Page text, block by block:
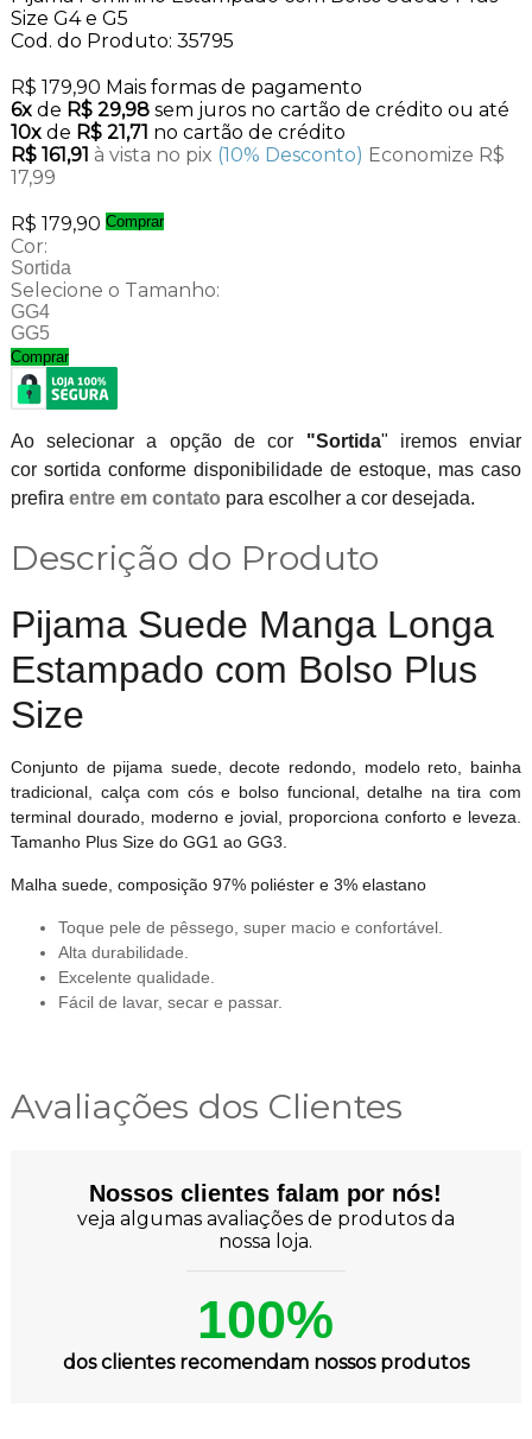
Size G4 e G5
Cod. do Produto: 35795
R$ 179,90 Mais formas de pagamento
6xde R$ 29,98 sem juros no cartão de crédito ou até
10xde R$ 21,71 no cartão de crédito
R$ 161,91 à vista no pix (10% Desconto) Economize R$
17,99
R$ 179,90 Comprar
Cor:
Sortida
Selecione o Tamanho:
GG4
GG5
Comprar
Ao selecionar a opção de cor "Sortida" iremos enviar
cor sortida conforme disponibilidade de estoque, mas caso
prefira entre em contato para escolher a cor desejada.
Descrição do Produto
Pijama Suede Manga Longa
Estampado com Bolso Plus
Size
Conjunto de pijama suede, decote redondo, modelo reto, bainha
tradicional, calça com cós e bolso funcional, detalhe na tira com
terminal dourado, moderno e jovial, proporciona conforto e leveza.
Tamanho Plus Size do GG1 ao GG3.
Malha suede, composição 97% poliéster e 3% elastano
Toque pele de pêssego, super macio e confortável.
Alta durabilidade.
Excelente qualidade.
Fácil de lavar, secar e passar.
Avaliações dos Clientes
Nossos clientes falam por nós!
veja algumas avaliações de produtos da
nossa loja.
100%
dos clientes recomendam nossos produtos